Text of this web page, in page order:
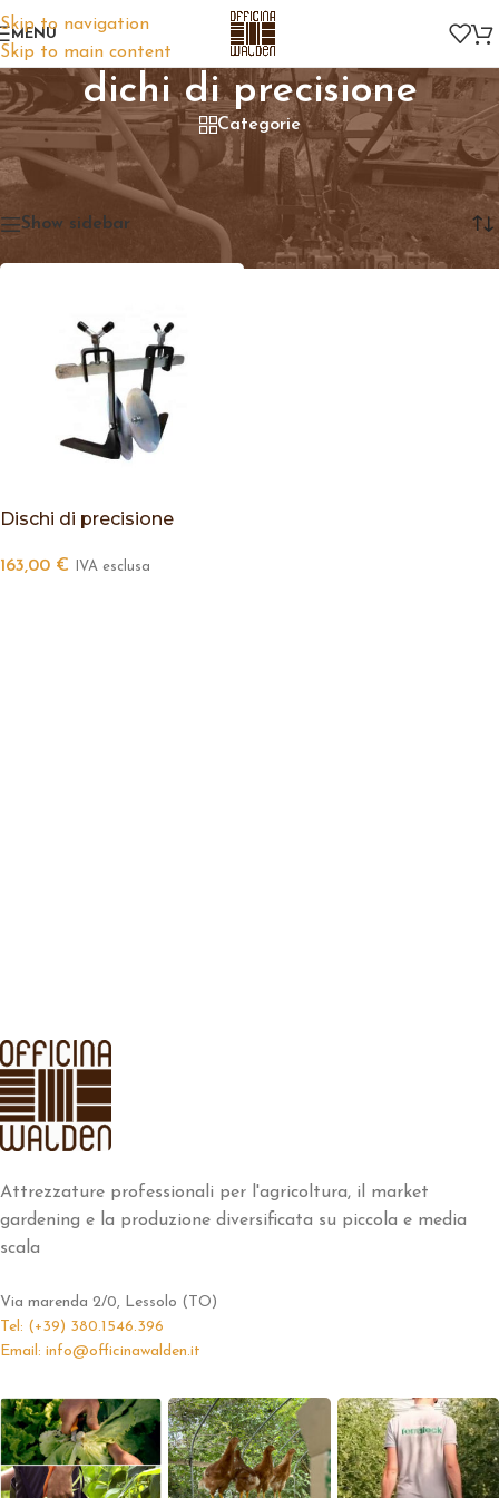
Skip to navigation
Skip to main content
MENU
dichi di precisione
Categorie
Home/Prodotti taggati “dichi di precisione”
Visualizzazione del risultato
Show sidebar
Dischi di precisione
163,00 € IVA esclusa
Attrezzature professionali per l'agricoltura, il market
gardening e la produzione diversificata su piccola e media
scala
Via marenda 2/0, Lessolo (TO)
Tel: (+39) 380.1546.396
Email: info@officinawalden.it